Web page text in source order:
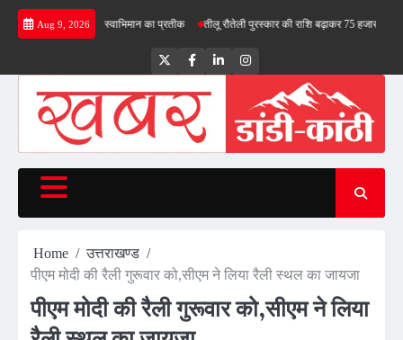
Skip
Aug 9, 2026
तिरंगा देश के स्वाभिमान का प्रतीक तीलू रौतेली पुरस्कार की राशि बढ़ाकर 75 हजार रुपये की
TwitterFacebookLinkedInInstagram
Home
उत्तराखण्ड
पीएम मोदी की रैली गुरूवार को,सीएम ने लिया रैली स्थल का जायजा
पीएम मोदी की रैली गुरूवार को,सीएम ने लिया